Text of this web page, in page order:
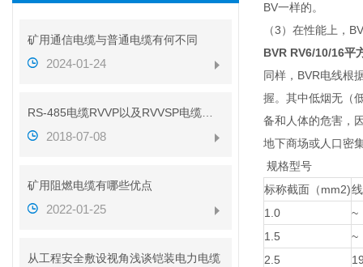
矿用通信电缆与普通电缆有何不同
2024-01-24
2018-07-08
矿用阻燃电缆有哪些优点
2022-01-25
从工程安全敷设视角浅谈铠装电力电缆
BV一样的。
（3）在性能上，
BVR RV6/10/16平
同样，BVR电线根
握。其中低烟无（
备和人体的危害，
地下商场或人口密
规格型号
标称截面（mm2)
1.0
~
1.5
~
2.5